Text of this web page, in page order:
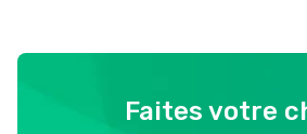
Faites votre